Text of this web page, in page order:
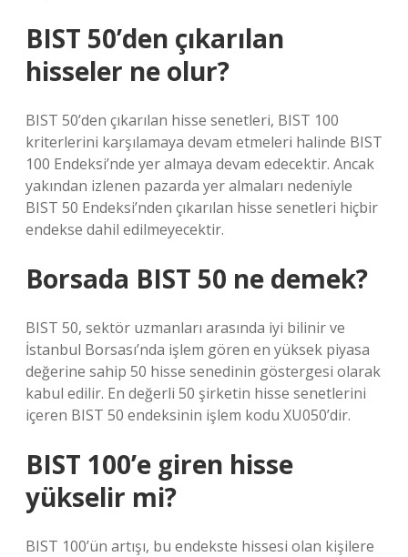
BIST 50’den çıkarılan
hisseler ne olur?
BIST 50’den çıkarılan hisse senetleri, BIST 100
kriterlerini karşılamaya devam etmeleri halinde BIST
100 Endeksi’nde yer almaya devam edecektir. Ancak
yakından izlenen pazarda yer almaları nedeniyle
BIST 50 Endeksi’nden çıkarılan hisse senetleri hiçbir
endekse dahil edilmeyecektir.
Borsada BIST 50 ne demek?
BIST 50, sektör uzmanları arasında iyi bilinir ve
İstanbul Borsası’nda işlem gören en yüksek piyasa
değerine sahip 50 hisse senedinin göstergesi olarak
kabul edilir. En değerli 50 şirketin hisse senetlerini
içeren BIST 50 endeksinin işlem kodu XU050’dir.
BIST 100’e giren hisse
yükselir mi?
BIST 100’ün artışı, bu endekste hissesi olan kişilere